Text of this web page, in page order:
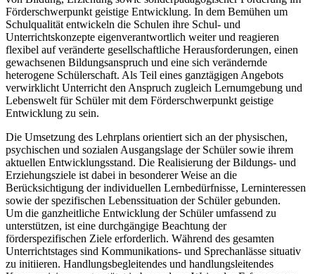
Förderschwerpunkt geistige Entwicklung. In dem Bemühen um
Schulqualität entwickeln die Schulen ihre Schul- und
Unterrichtskonzepte eigenverantwortlich weiter und reagieren
flexibel auf veränderte gesellschaftliche Herausforderungen, einen
gewachsenen Bildungsanspruch und eine sich verändernde
heterogene Schülerschaft. Als Teil eines ganztägigen Angebots
verwirklicht Unterricht den Anspruch zugleich Lernumgebung und
Lebenswelt für Schüler mit dem Förderschwerpunkt geistige
Entwicklung zu sein.
Die Umsetzung des Lehrplans orientiert sich an der physischen,
psychischen und sozialen Ausgangslage der Schüler sowie ihrem
aktuellen Entwicklungsstand. Die Realisierung der Bildungs- und
Erziehungsziele ist dabei in besonderer Weise an die
Berücksichtigung der individuellen Lernbedürfnisse, Lerninteressen
sowie der spezifischen Lebenssituation der Schüler gebunden.
Um die ganzheitliche Entwicklung der Schüler umfassend zu
unterstützen, ist eine durchgängige Beachtung der
förderspezifischen Ziele erforderlich. Während des gesamten
Unterrichtstages sind Kommunikations- und Sprechanlässe situativ
zu initiieren. Handlungsbegleitendes und handlungsleitendes